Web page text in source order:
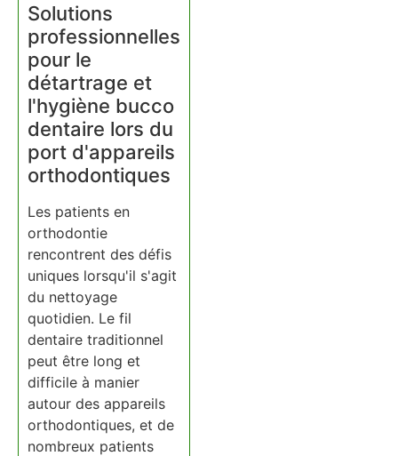
Solutions
professionnelles
pour le
détartrage et
l'hygiène bucco
dentaire lors du
port d'appareils
orthodontiques
Les patients en
orthodontie
rencontrent des défis
uniques lorsqu'il s'agit
du nettoyage
quotidien. Le fil
dentaire traditionnel
peut être long et
difficile à manier
autour des appareils
orthodontiques, et de
nombreux patients